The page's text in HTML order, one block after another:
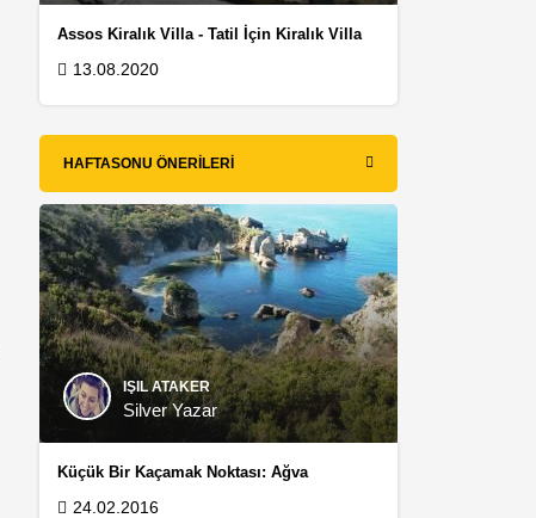
Assos Kiralık Villa - Tatil İçin Kiralık Villa
13.08.2020
HAFTASONU ÖNERILERI
IŞIL ATAKER
Silver Yazar
Küçük Bir Kaçamak Noktası: Ağva
24.02.2016